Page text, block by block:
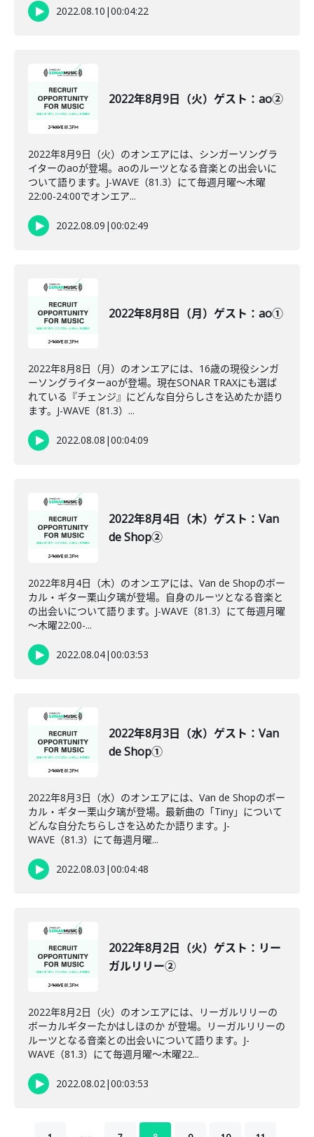
2022.08.10 |00:04:22
2022年8月9日（火）ゲスト：ao②
2022年8月9日（火）のオンエアには、シンガーソングラ
イターのaoが登場。aoのルーツとなる音楽との出会いに
ついて語ります。J-WAVE（81.3）にて毎週月曜～木曜
22:00-24:00でオンエア...
2022.08.09 |00:02:49
2022年8月8日（月）ゲスト：ao①
2022年8月8日（月）のオンエアには、16歳の現役シンガ
ーソングライターaoが登場。現在SONAR TRAXにも選ば
れている『チェンジ』にどんな自分らしさを込めたか語り
ます。J-WAVE（81.3）...
2022.08.08 |00:04:09
2022年8月4日（木）ゲスト：Van
de Shop②
2022年8月4日（木）のオンエアには、Van de Shopのボー
カル・ギター栗山夕璃が登場。自身のルーツとなる音楽と
の出会いについて語ります。J-WAVE（81.3）にて毎週月曜
～木曜22:00-...
2022.08.04|00:03:53
2022年8月3日（水）ゲスト：Van
de Shop①
2022年8月3日（水）のオンエアには、Van de Shopのボー
カル・ギター栗山夕璃が登場。最新曲の「Tiny」について
どんな自分たちらしさを込めたか語ります。J-
WAVE（81.3）にて毎週月曜...
2022.08.03 |00:04:48
2022年8月2日（火）ゲスト：リー
ガルリリー②
2022年8月2日（火）のオンエアには、リーガルリリーの
ボーカルギターたかはしほのか が登場。リーガルリリーの
ルーツとなる音楽との出会いについて語ります。J-
WAVE（81.3）にて毎週月曜～木曜22...
2022.08.02|00:03:53
…